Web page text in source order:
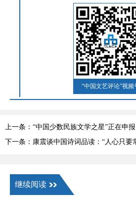
“中国文艺评论”视频
上一条：“中国少数民族文学之星”正在申报
下一条：康震谈中国诗词品读：“人心只要
继续阅读